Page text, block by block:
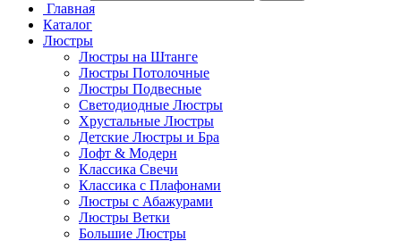
Главная
Каталог
Люстры
Люстры на Штанге
Люстры Потолочные
Люстры Подвесные
Светодиодные Люстры
Хрустальные Люстры
Детские Люстры и Бра
Лофт & Модерн
Классика Свечи
Классика с Плафонами
Люстры с Абажурами
Люстры Ветки
Большие Люстры